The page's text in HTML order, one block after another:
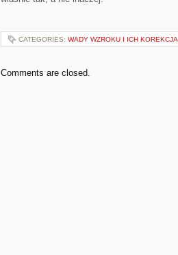
CATEGORIES: WADY WZROKU I ICH KOREKCJA
Comments are closed.